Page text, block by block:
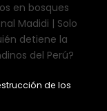
en bosques
Madidi | Solo
detiene la
del Perú?
de los